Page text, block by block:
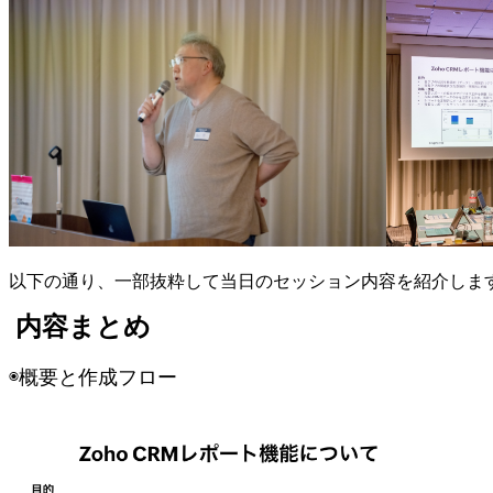
以下の通り、一部抜粋して当日のセッション内容を紹介しま
内容まとめ
◉概要と作成フロー